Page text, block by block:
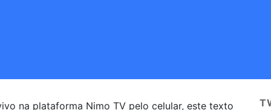
na plataforma Nimo TV pelo celular, este texto